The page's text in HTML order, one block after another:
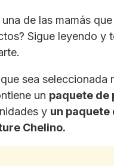
una de las mamás
Sigue leyendo y
sea seleccionada
un paquete de
y un paquete
Chelino.